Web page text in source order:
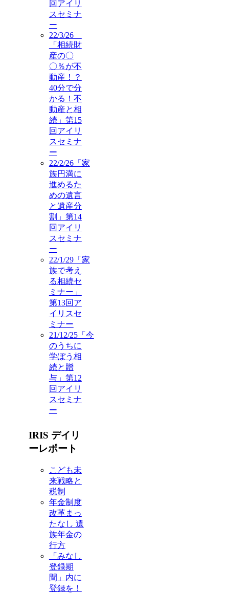
回アイリ
スセミナ
ー
22/3/26
「相続財
産の〇
〇％が不
動産！？
40分で分
かる！不
動産と相
続」第15
回アイリ
スセミナ
ー
22/2/26「家
族円満に
進めるた
めの遺言
と遺産分
割」第14
回アイリ
スセミナ
ー
22/1/29「家
族で考え
る相続セ
ミナー」
第13回ア
イリスセ
ミナー
21/12/25「今
のうちに
学ぼう相
続と贈
与」第12
回アイリ
スセミナ
ー
IRIS デイリ
ーレポート
こども未
来戦略と
税制
年金制度
改革まっ
たなし 遺
族年金の
行方
「みなし
登録期
間」内に
登録を！